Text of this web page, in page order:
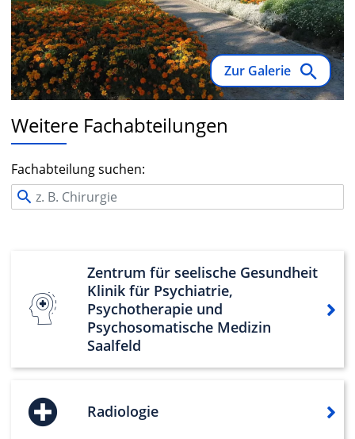
Zur Galerie
Weitere Fachabteilungen
Fachabteilung suchen:
Zentrum für seelische Gesundheit
Klinik für Psychiatrie,
Psychotherapie und
Psychosomatische Medizin
Saalfeld
Radiologie